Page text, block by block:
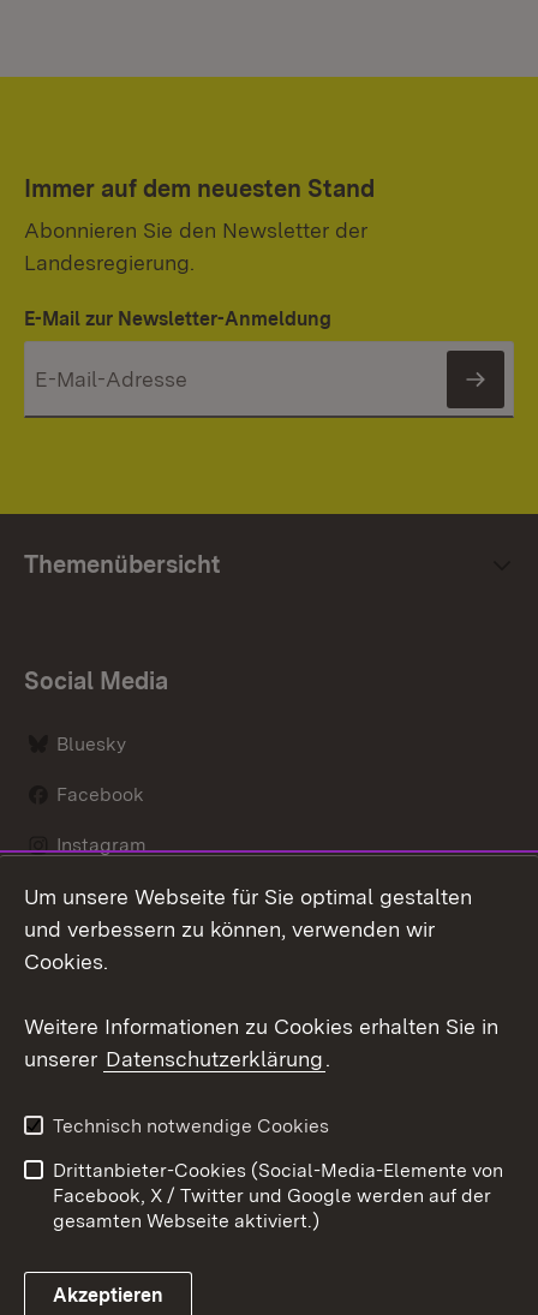
Immer auf dem neuesten Stand
Abonnieren Sie den Newsletter der
Landesregierung.
E-Mail zur Newsletter-Anmeldung
Themenübersicht
Social Media
Bluesky
Facebook
Instagram
LinkedIn
Link zum Landesportal
Datenschutz
Barrierefreiheit
Impressum
Cookies
Um unsere Webseite für Sie optimal gestalten
und verbessern zu können, verwenden wir
Cookies.
Weitere Informationen zu Cookies erhalten Sie in
unserer Datenschutzerklärung.
Technisch notwendige Cookies
Drittanbieter-Cookies (Social-Media-Elemente von
Facebook, X / Twitter und Google werden auf der
gesamten Webseite aktiviert.)
Akzeptieren